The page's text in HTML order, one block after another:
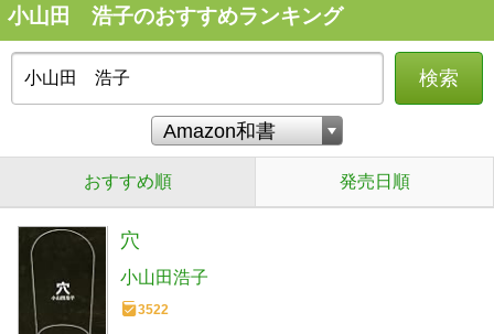
小山田 浩子のおすすめランキング
検索
おすすめ順 発売日順
穴
小山田浩子
3522